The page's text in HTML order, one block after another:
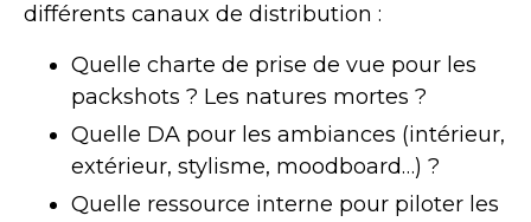
différents canaux de distribution :
Quelle charte de prise de vue pour les
packshots ? Les natures mortes ?
Quelle DA pour les ambiances (intérieur,
extérieur, stylisme, moodboard…) ?
Quelle ressource interne pour piloter les